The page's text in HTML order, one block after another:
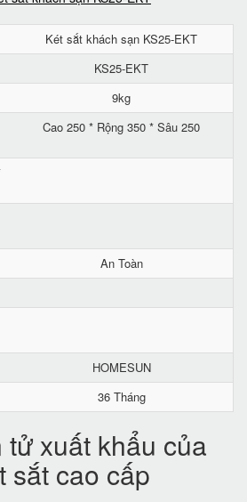
Két sắt khách sạn KS25-EKT
KS25-EKT
9kg
Cao 250 * Rộng 350 * Sâu 250
An Toàn
HOMESUN
36 Tháng
tử xuất khẩu của
sắt cao cấp